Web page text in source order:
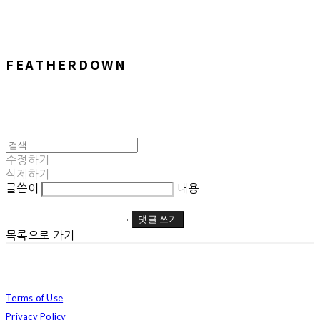
FEATHERDOWN
수정하기
삭제하기
글쓴이
내용
댓글 쓰기
목록으로 가기
Terms of Use
Privacy Policy